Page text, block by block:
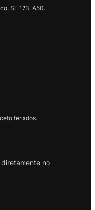
SL 123, A50.
feriados.
no